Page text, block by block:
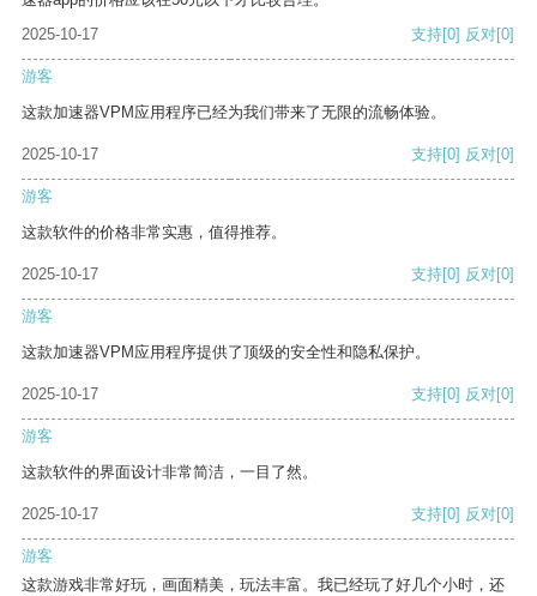
2025-10-17
支持[0] 反对[0]
游客
这款加速器VPM应用程序已经为我们带来了无限的流畅体验。
2025-10-17 支持[0] 反对[0]
游客
这款软件的价格非常实惠，值得推荐。
2025-10-17 支持[0] 反对[0]
游客
这款加速器VPM应用程序提供了顶级的安全性和隐私保护。
2025-10-17 支持[0] 反对[0]
游客
这款软件的界面设计非常简洁，一目了然。
2025-10-17 支持[0] 反对[0]
游客
这款游戏非常好玩，画面精美，玩法丰富。我已经玩了好几个小时，还